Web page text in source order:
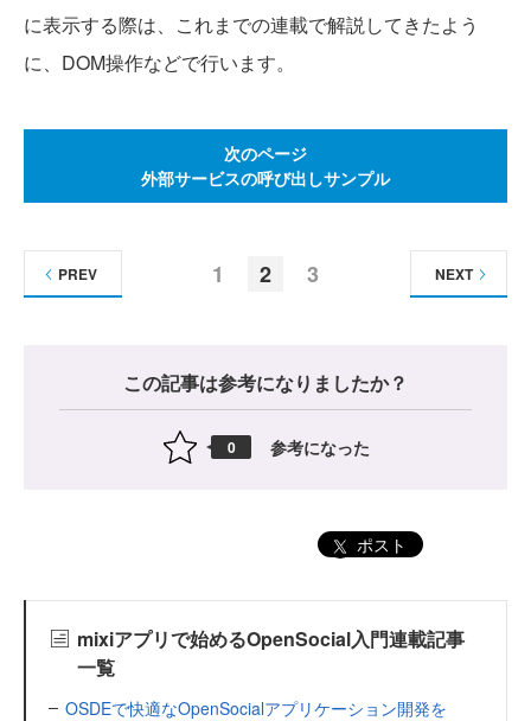
に表示する際は、これまでの連載で解説してきたよう
に、DOM操作などで行います。
次のページ
外部サービスの呼び出しサンプル
1 2 3
PREV NEXT
この記事は参考になりましたか？
0 参考になった
ポスト
mixiアプリで始めるOpenSocial入門連載記事
一覧
OSDEで快適なOpenSocialアプリケーション開発を